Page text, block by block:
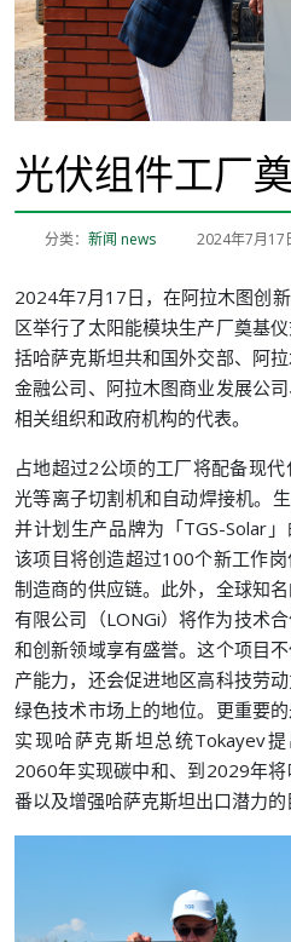
光伏组件工厂
分类： 新闻 news 2024年7月17
2024年7月17日，在阿拉木图创
区举行了太阳能模块生产厂奠基
括哈萨克斯坦共和国外交部、阿
金融公司、阿拉木图商业发展公
相关组织和政府机构的代表。
占地超过2公顷的工厂将配备现
光等离子切割机和自动焊接机。
并计划生产品牌为「TGS-Solar
该项目将创造超过100个新工作
制造商的供应链。此外，全球知
有限公司（LONGi）将作为技术
和创新领域享有盛誉。这个项目
产能力，还会促进地区高科技劳
绿色技术市场上的地位。更重要
实现哈萨克斯坦总统Tokayev
2060年实现碳中和、到2029年
番以及增强哈萨克斯坦出口潜力的